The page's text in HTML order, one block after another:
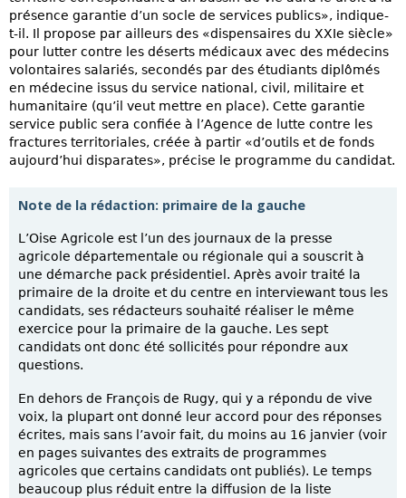
présence garantie d’un socle de services publics», indique-
t-il. Il propose par ailleurs des «dispensaires du XXIe siècle»
pour lutter contre les déserts médicaux avec des médecins
volontaires salariés, secondés par des étudiants diplômés
en médecine issus du service national, civil, militaire et
humanitaire (qu’il veut mettre en place). Cette garantie
service public sera confiée à l’Agence de lutte contre les
fractures territoriales, créée à partir «d’outils et de fonds
aujourd’hui disparates», précise le programme du candidat.
Note de la rédaction: primaire de la gauche
L’Oise Agricole est l’un des journaux de la presse
agricole départementale ou régionale qui a souscrit à
une démarche pack présidentiel. Après avoir traité la
primaire de la droite et du centre en interviewant tous les
candidats, ses rédacteurs souhaité réaliser le même
exercice pour la primaire de la gauche. Les sept
candidats ont donc été sollicités pour répondre aux
questions.
En dehors de François de Rugy, qui y a répondu de vive
voix, la plupart ont donné leur accord pour des réponses
écrites, mais sans l’avoir fait, du moins au 16 janvier (voir
en pages suivantes des extraits de programmes
agricoles que certains candidats ont publiés). Le temps
beaucoup plus réduit entre la diffusion de la liste